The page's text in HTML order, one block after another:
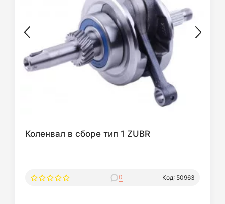
Коленвал в сборе тип 1 ZUBR
0 Код: 50963